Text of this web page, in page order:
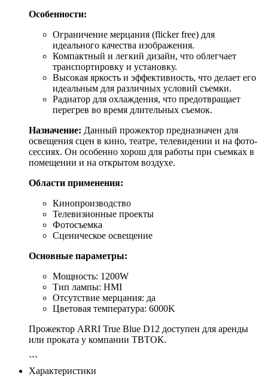
Особенности:
Ограничение мерцания (flicker free) для
идеального качества изображения.
Компактный и легкий дизайн, что облегчает
транспортировку и установку.
Высокая яркость и эффективность, что делает его
идеальным для различных условий съемки.
Радиатор для охлаждения, что предотвращает
перегрев во время длительных съемок.
Назначение: Данный прожектор предназначен для
освещения сцен в кино, театре, телевидении и на фото-
сессиях. Он особенно хорош для работы при съемках в
помещении и на открытом воздухе.
Области применения:
Кинопроизводство
Телевизионные проекты
Фотосъемка
Сценическое освещение
Основные параметры:
Мощность: 1200W
Тип лампы: HMI
Отсутствие мерцания: да
Цветовая температура: 6000K
Прожектор ARRI True Blue D12 доступен для аренды
или проката у компании ТВТОК.
```
Характеристики